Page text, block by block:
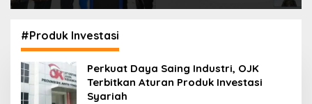
OJK Pastikan
Keuangan Tetap
Terjaga
Tembus 30 Juta per
#Produk Investasi
Perkuat Daya Saing Industri, OJK
Terbitkan Aturan Produk Investasi
Syariah